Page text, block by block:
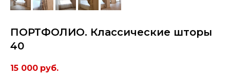
ПОРТФОЛИО. Классические шторы
40
15 000 руб.